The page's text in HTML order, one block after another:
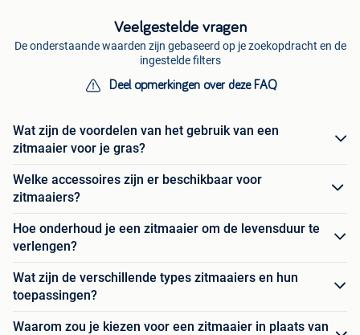
Veelgestelde vragen
De onderstaande waarden zijn gebaseerd op je zoekopdracht en de
ingestelde filters
Deel opmerkingen over deze FAQ
Wat zijn de voordelen van het gebruik van een
zitmaaier voor je gras?
Welke accessoires zijn er beschikbaar voor
zitmaaiers?
Hoe onderhoud je een zitmaaier om de levensduur te
verlengen?
Wat zijn de verschillende types zitmaaiers en hun
toepassingen?
Waarom zou je kiezen voor een zitmaaier in plaats van